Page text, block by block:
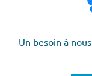
Un besoin à